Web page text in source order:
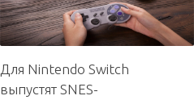
Для Nintendo Switch
выпустят SNES-